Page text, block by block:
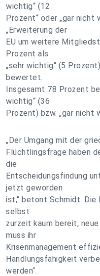
wichtig“ (12
Prozent“ oder „gar nicht
„Erweiterung der
EU um weitere
Prozent als
„sehr wichtig“ (5
bewertet.
Insgesamt 78 Prozent
wichtig“ (36
Prozent) bzw. „gar nicht
„Der Umgang mit der
Flüchtlingsfrage haben
die
Entscheidungsfindung
jetzt geworden
ist,“ betont Schmidt. Die
selbst
zurzeit kaum bereit,
muss ihr
Krisenmanagement
Handlungsfähigkeit
werden“.